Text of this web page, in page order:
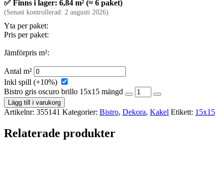
✅ Finns i lager: 6,84 m² (≈ 6 paket)
(Senast kontrollerad: 2 augusti 2026)
Yta per paket:
Pris per paket:
Jämförpris m²:
Antal m²
Inkl spill (+10%)
Bistro gris oscuro brillo 15x15 mängd
Lägg till i varukorg
Artikelnr: 355141 Kategorier: Bistro, Dekora, Kakel Etikett: 15x15
Relaterade produkter